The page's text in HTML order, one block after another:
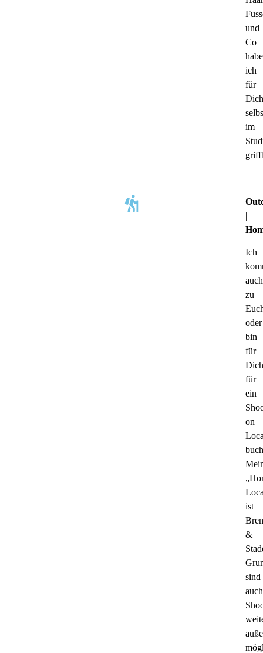
und
Co
habe
ich
für
Dich
im
|
Ich
auch
zu
oder
bin
für
Dich
für
ein
on
ist
&
sind
auch